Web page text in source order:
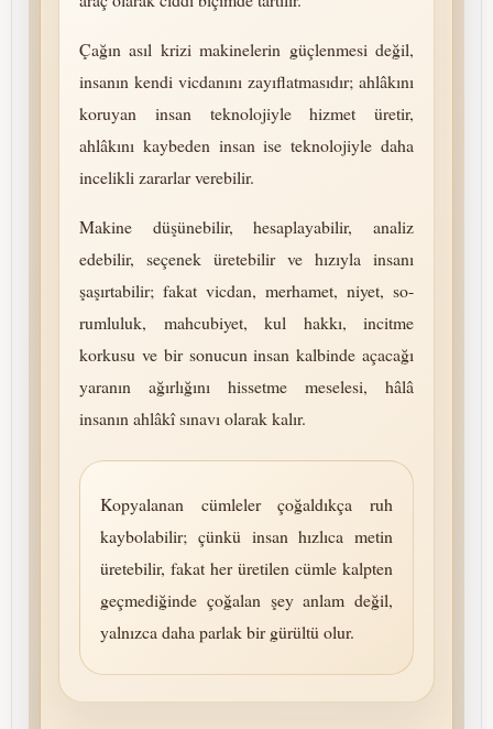
Çağın asıl krizi makinelerin güçlenmesi değil,
insanın kendi vicdanını zayıflatmasıdır; ahlâkını
koruyan insan tek­no­lo­jiyle hizmet üretir,
ahlâkını kaybeden insan ise tek­no­lo­jiyle daha
incelikli zararlar verebilir.
Makine düşünebilir, hesaplayabilir, analiz
edebilir, seçenek üretebilir ve hızıyla insanı
şaşırtabilir; fakat vicdan, merhamet, niyet, so­
rum­lu­luk, mah­cu­bi­yet, kul hakkı, incitme
korkusu ve bir sonucun insan kalbinde açacağı
yaranın ağırlığını hissetme meselesi, hâlâ
insanın ahlâkî sınavı olarak kalır.
Kopyalanan cümleler çoğaldıkça ruh
kaybolabilir; çünkü insan hızlıca metin
üretebilir, fakat her üretilen cümle kalpten
geçmediğinde çoğalan şey anlam değil,
yalnızca daha parlak bir gürültü olur.